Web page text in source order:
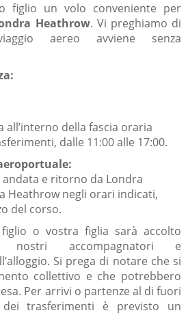
figlio un volo conveniente per
Heathrow. Vi preghiamo di
aereo avviene senza
all’interno della fascia oraria
dalle 11:00 alle 17:00.
e ritorno da Londra
Heathrow negli orari indicati,
del corso.
o vostra figlia sarà accolto
nostri accompagnatori e
Si prega di notare che si
collettivo e che potrebbero
Per arrivi o partenze al di fuori
trasferimenti è previsto un